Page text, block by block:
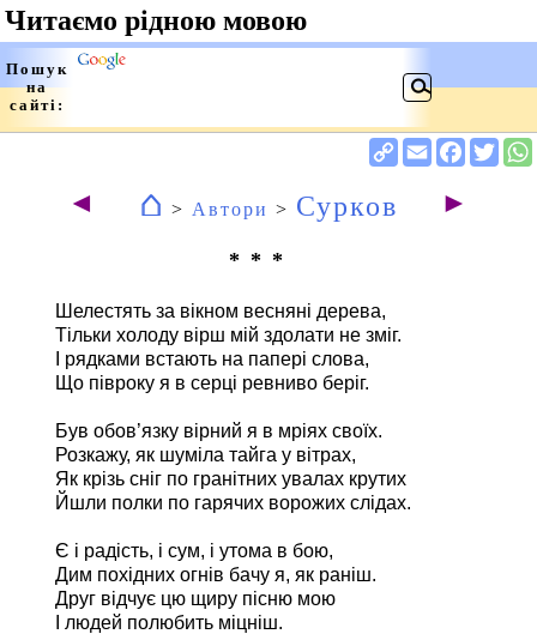
◄ ⌂ > Автори > Сурков ►
* * *
Шелестять за вікном весняні дерева,
Тільки холоду вірш мій здолати не зміг.
І рядками встають на папері слова,
Що півроку я в серці ревниво беріг.
Був обов’язку вірний я в мріях своїх.
Розкажу, як шуміла тайга у вітрах,
Як крізь сніг по гранітних увалах крутих
Йшли полки по гарячих ворожих слідах.
Є і радість, і сум, і утома в бою,
Дим похідних огнів бачу я, як раніш.
Друг відчує цю щиру пісню мою
І людей полюбить міцніш.